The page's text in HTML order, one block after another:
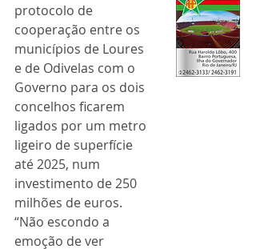
protocolo de
cooperação entre os
municípios de Loures
e de Odivelas com o
Governo para os dois
concelhos ficarem
ligados por um metro
ligeiro de superfície
até 2025, num
investimento de 250
milhões de euros.
“Não escondo a
emoção de ver